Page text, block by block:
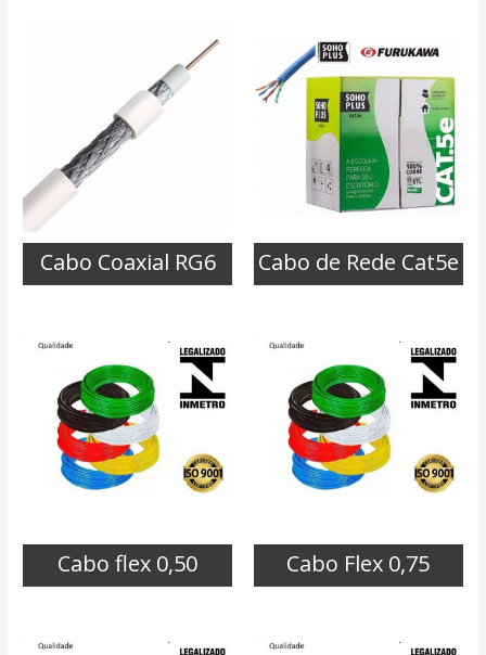
Cabo Coaxial RG6 Cabo de Rede Cat5e
Cabo flex 0,50 Cabo Flex 0,75